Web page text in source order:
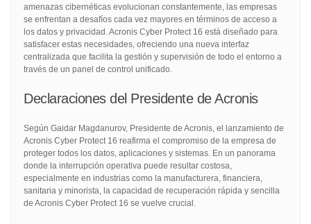
amenazas cibernéticas evolucionan constantemente, las empresas
se enfrentan a desafíos cada vez mayores en términos de acceso a
los datos y privacidad. Acronis Cyber Protect 16 está diseñado para
satisfacer estas necesidades, ofreciendo una nueva interfaz
centralizada que facilita la gestión y supervisión de todo el entorno a
través de un panel de control unificado.
Declaraciones del Presidente de Acronis
Según Gaidar Magdanurov, Presidente de Acronis, el lanzamiento de
Acronis Cyber Protect 16 reafirma el compromiso de la empresa de
proteger todos los datos, aplicaciones y sistemas. En un panorama
donde la interrupción operativa puede resultar costosa,
especialmente en industrias como la manufacturera, financiera,
sanitaria y minorista, la capacidad de recuperación rápida y sencilla
de Acronis Cyber Protect 16 se vuelve crucial.